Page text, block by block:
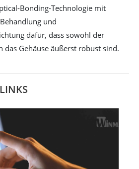
Bonding-Technologie mit
und
dafür, dass sowohl der
das Gehäuse äußerst robust sind.